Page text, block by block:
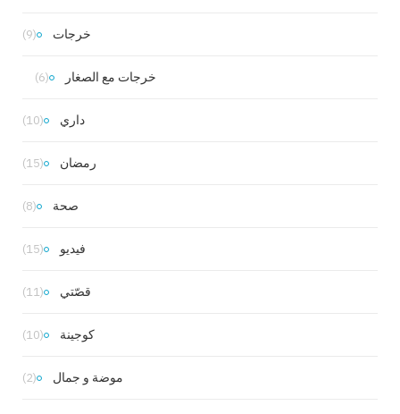
خرجات (9)
خرجات مع الصغار (6)
داري (10)
رمضان (15)
صحة (8)
فيديو (15)
قصّتي (11)
كوجينة (10)
موضة و جمال (2)